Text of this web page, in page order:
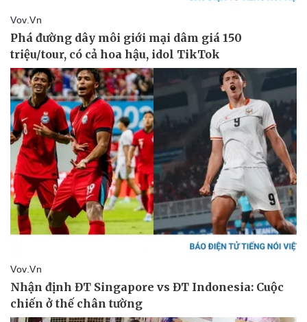
Doanh nghiệp
Thông tin doanh nghiệp
Doanh nghiệp 24h
Doanh nhân
Vì cộng đồng
Công nghệ
Sành điệu
Tin Công nghệ
Trải nghiệm
Chuyển đổi số